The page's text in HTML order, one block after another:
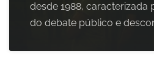
desde 1988, caracterizada
do debate público e